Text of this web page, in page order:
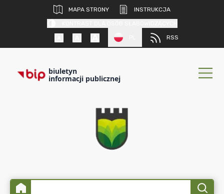
MAPA STRONY
INSTRUKCJA
RSS
biuletyn
informacji publicznej